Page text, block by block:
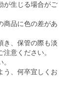
が生じる場合がご
商品に色の差があ
き、保管の際も淡
意ください。
う、何卒宜しくお